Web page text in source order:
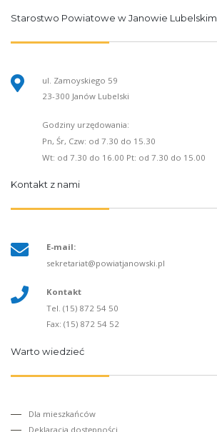
Starostwo Powiatowe w Janowie Lubelskim
ul. Zamoyskiego 59
23-300 Janów Lubelski
Godziny urzędowania:
Pn, Śr, Czw: od 7.30 do 15.30
Wt: od 7.30 do 16.00 Pt: od 7.30 do 15.00
Kontakt z nami
E-mail:
sekretariat@powiatjanowski.pl
Kontakt
Tel. (15) 872 54 50
Fax: (15) 872 54 52
Warto wiedzieć
Dla mieszkańców
Deklaracja dostępności